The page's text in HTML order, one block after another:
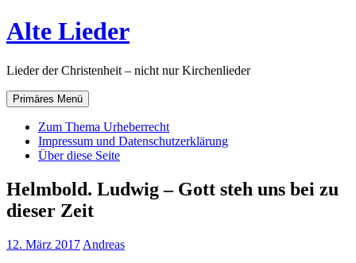
Zum
Inhalt
Alte Lieder
Lieder der Christenheit – nicht nur Kirchenlieder
Primäres Menü
Zum Thema Urheberrecht
Impressum und Datenschutzerklärung
Über diese Seite
Helmbold. Ludwig – Gott steh uns bei zu
dieser Zeit
12. März 2017 Andreas